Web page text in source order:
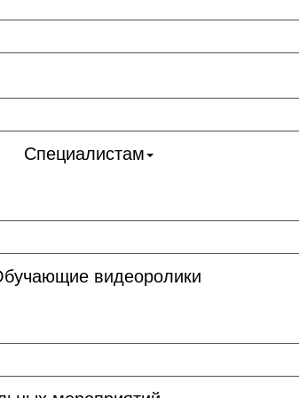
Специалистам
видеоролики